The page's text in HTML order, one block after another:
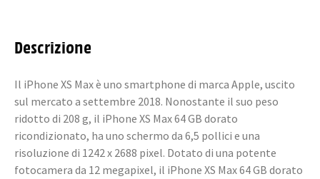
Descrizione
Il iPhone XS Max è uno smartphone di marca Apple, uscito
sul mercato a settembre 2018. Nonostante il suo peso
ridotto di 208 g, il iPhone XS Max 64 GB dorato
ricondizionato, ha uno schermo da 6,5 pollici e una
risoluzione di 1242 x 2688 pixel. Dotato di una potente
fotocamera da 12 megapixel, il iPhone XS Max 64 GB dorato